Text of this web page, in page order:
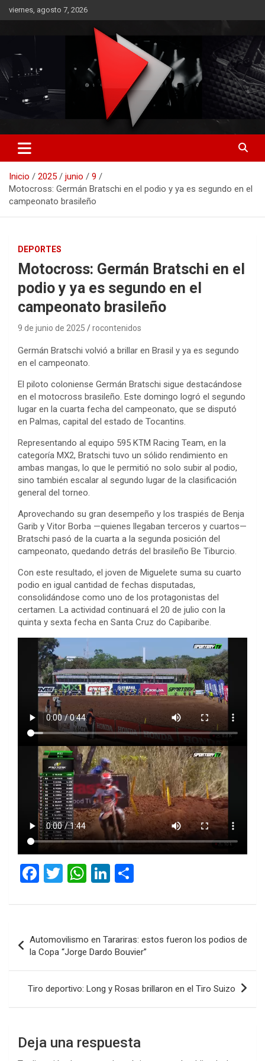
Saltar
al
viernes, agosto 7, 2026
RO CONTENIDOS
Inicio 2025 junio
9
Motocross: Germán Bratschi en el podio y ya es segundo en el
campeonato brasileño
DEPORTES
Motocross: Germán Bratschi en el
podio y ya es segundo en el
campeonato brasileño
9 de junio de 2025 rocontenidos
Germán Bratschi volvió a brillar en Brasil y ya es segundo
en el campeonato.
El piloto coloniense Germán Bratschi sigue destacándose
en el motocross brasileño. Este domingo logró el segundo
lugar en la cuarta fecha del campeonato, que se disputó
en Palmas, capital del estado de Tocantins.
Representando al equipo 595 KTM Racing Team, en la
categoría MX2, Bratschi tuvo un sólido rendimiento en
ambas mangas, lo que le permitió no solo subir al podio,
sino también escalar al segundo lugar de la clasificación
general del torneo.
Aprovechando su gran desempeño y los traspiés de Benja
Garib y Vitor Borba —quienes llegaban terceros y cuartos—
Bratschi pasó de la cuarta a la segunda posición del
campeonato, quedando detrás del brasileño Be Tiburcio.
Con este resultado, el joven de Miguelete suma su cuarto
podio en igual cantidad de fechas disputadas,
consolidándose como uno de los protagonistas del
certamen. La actividad continuará el 20 de julio con la
quinta y sexta fecha en Santa Cruz do Capibaribe.
F
ce
o
o
k
T
tt
W
at
A
p
p
Li
ke
n
m
ar
tir
de
entradas
Automovilismo en Tarariras: estos fueron los podios de
la Copa “Jorge Dardo Bouvier”
Tiro deportivo: Long y Rosas brillaron en el Tiro Suizo
Deja una respuesta